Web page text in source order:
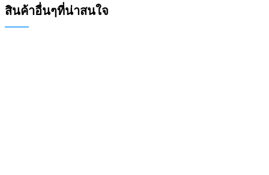
สินค้าอื่นๆที่น่าสนใจ